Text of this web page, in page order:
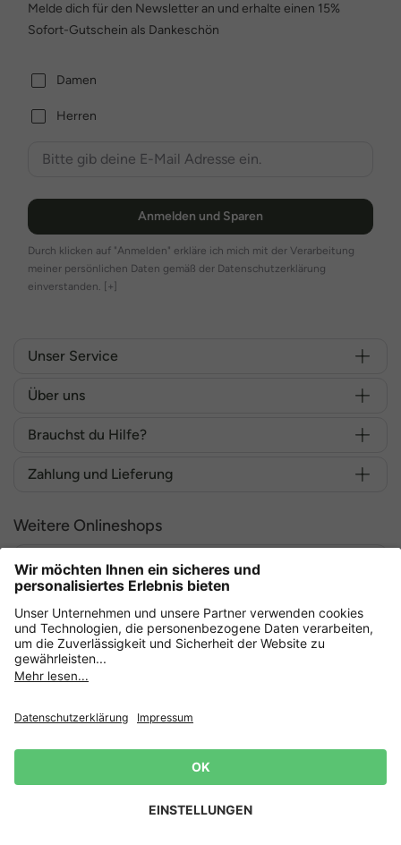
Melde dich für den Newsletter an und erhalte einen 15%
Sofort-Gutschein als Dankeschön
Damen
Herren
Anmelden und Sparen
Durch klicken auf "Anmelden" erkläre ich mich mit der Verarbeitung
meiner persönlichen Daten gemäß der Datenschutzerklärung
einverstanden. [+]
Unser Service
Über uns
Brauchst du Hilfe?
Zahlung und Lieferung
Weitere Onlineshops
Deutschland
Sicher einkaufen mit
AGB
Lieferbedingungen
Impressum Cookie Einstellungen